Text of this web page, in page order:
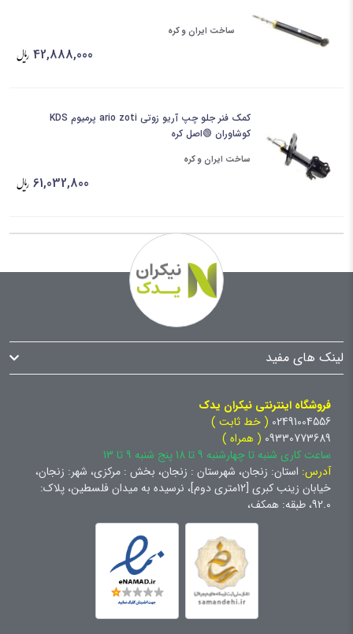
ساخت ایران و کره
42,888,000
کمک فنر جلو چپ آریو زوتی ario zoti پرمیوم KDS
کوشاوران 🟢اصل کره
ساخت ایران و کره
61,032,800
لینک های مفید
فروشگاه اینترنتی نیکران یدک
02491004556 ( خط ثابت )
09330773689 ( همراه )
ساعت کاری شنبه تا چهارشنبه 9 تا 18 پنج شنبه 9 تا 13
آدرس: استان: زنجان، شهرستان : زنجان، بخش : مرکزی، شهر: زنجان،
خیابان زینب کبری [12متری دوم]، نرسیده به میدان فلسطین، پلاک:
92.0، طبقه: همکف،